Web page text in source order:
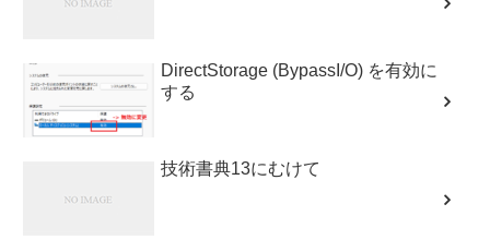
DirectStorage (BypassI/O) を有効に
する
技術書典13にむけて